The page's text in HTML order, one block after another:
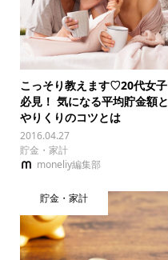
こっそり教えます♡20代女子
必見！ 気になる平均貯金額と
やりくりのコツとは
2016.04.27
貯金・家計
moneliy編集部
貯金・家計